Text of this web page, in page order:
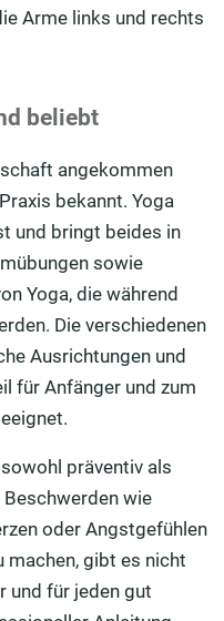
Arme links und rechts
beliebt
angekommen
bekannt. Yoga
und bringt beides in
sowie
Yoga, die während
Die verschiedenen
Ausrichtungen und
für Anfänger und zum
präventiv als
wie
oder Angstgefühlen
machen, gibt es nicht
und für jeden gut